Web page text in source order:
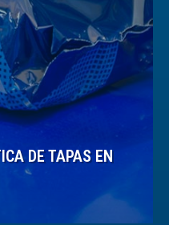
DE TAPAS EN